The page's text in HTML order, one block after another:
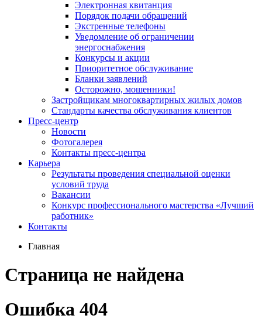
Электронная квитанция
Порядок подачи обращений
Экстренные телефоны
Уведомление об ограничении
энергоснабжения
Конкурсы и акции
Приоритетное обслуживание
Бланки заявлений
Осторожно, мошенники!
Застройщикам многоквартирных жилых домов
Стандарты качества обслуживания клиентов
Пресс-центр
Новости
Фотогалерея
Контакты пресс-центра
Карьера
Результаты проведения специальной оценки
условий труда
Вакансии
Конкурс профессионального мастерства «Лучший
работник»
Контакты
Главная
Страница не найдена
Ошибка 404